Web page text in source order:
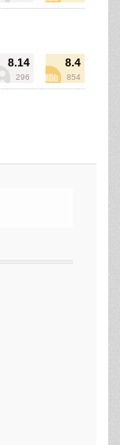
8.14
296
8.4
854